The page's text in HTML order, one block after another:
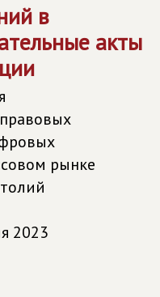
в
акты
рынке
2023